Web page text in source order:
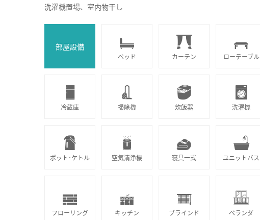
洗濯機置場、室内物干し
部屋設備
ベッド カーテン ローテーブル
冷蔵庫 掃除機 炊飯器 洗濯機
ポット･ケトル 空気清浄機 寝具一式 ユニットバス
フローリング キッチン ブラインド ベランダ